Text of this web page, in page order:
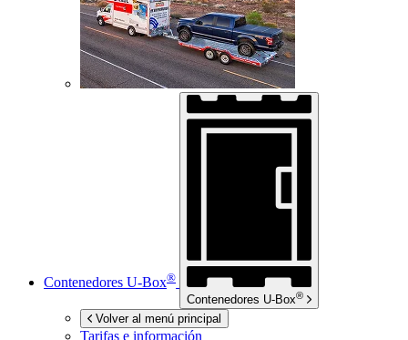
Contenedores U-Box®
Contenedores U-Box®
Volver al menú principal
Tarifas e información